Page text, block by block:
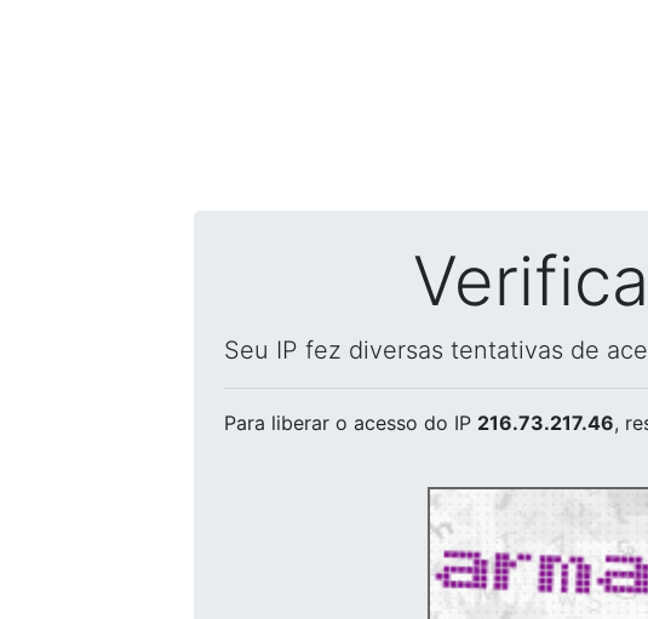
Seu IP fez diversas tentativas de
Para liberar o acesso do IP 216.73.217.46,